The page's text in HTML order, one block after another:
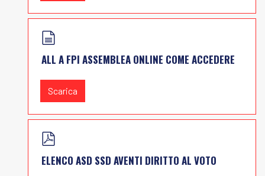
O
C
U
M
E
O
ALL A FPI ASSEMBLEA ONLINE COME ACCEDERE
Scarica
D
F
ELENCO ASD SSD AVENTI DIRITTO AL VOTO